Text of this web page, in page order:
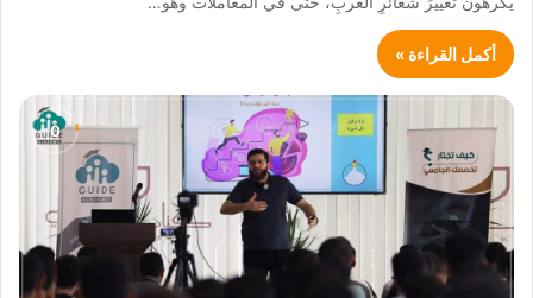
أكمل القراءة »